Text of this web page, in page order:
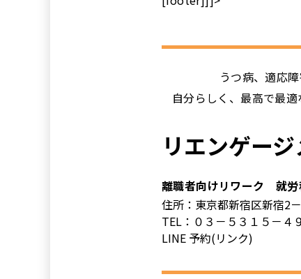
うつ病、適応
自分らしく、最高で最
リエンゲー
離職者向けリワーク 就労
住所：東京都新宿区新宿2
TEL：０３－５３１５－４
LINE 予約(リンク)